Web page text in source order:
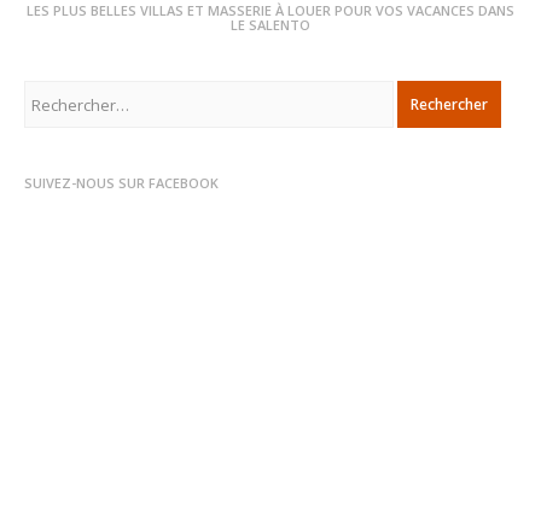
LES PLUS BELLES VILLAS ET MASSERIE À LOUER POUR VOS VACANCES DANS
LE SALENTO
SUIVEZ-NOUS SUR FACEBOOK